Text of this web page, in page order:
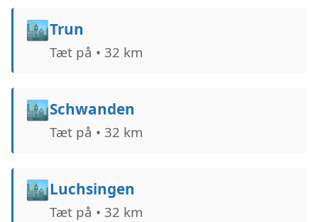
🏙️Trun
Tæt på • 32 km
🏙️Schwanden
Tæt på • 32 km
🏙️Luchsingen
Tæt på • 32 km